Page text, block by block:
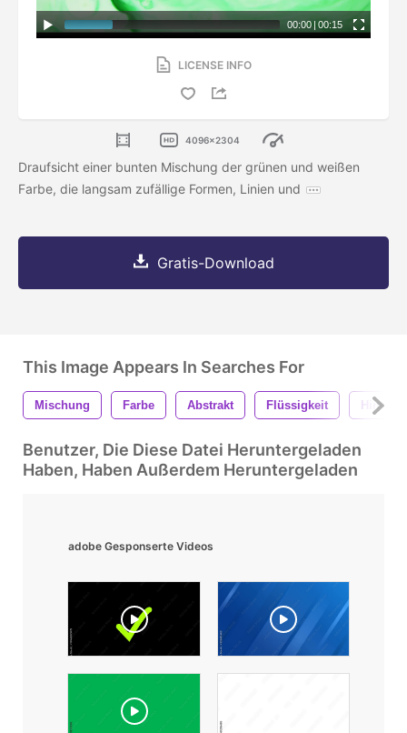
00:00 | 00:15
LICENSE INFO
4096x2304
Draufsicht einer bunten Mischung der grünen und weißen
Farbe, die langsam zufällige Formen, Linien und
Gratis-Download
This Image Appears In Searches For
Mischung Farbe Abstrakt Flüssigkeit
Benutzer, Die Diese Datei Heruntergeladen
Haben, Haben Außerdem Heruntergeladen
adobe Gesponserte Videos